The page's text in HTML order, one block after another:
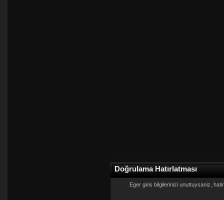
Doğrulama Hatırlatması
Eger giris bilgilerinizi unuttuysaniz,